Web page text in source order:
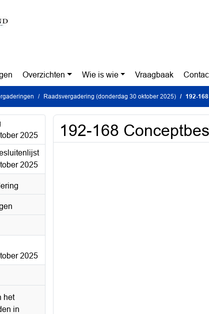
Overzichten Wie is wie Vraagbaak
Raadsvergadering (donderdag 30 oktober 2025) 192-
2025
2025
2025
het
in
192-168